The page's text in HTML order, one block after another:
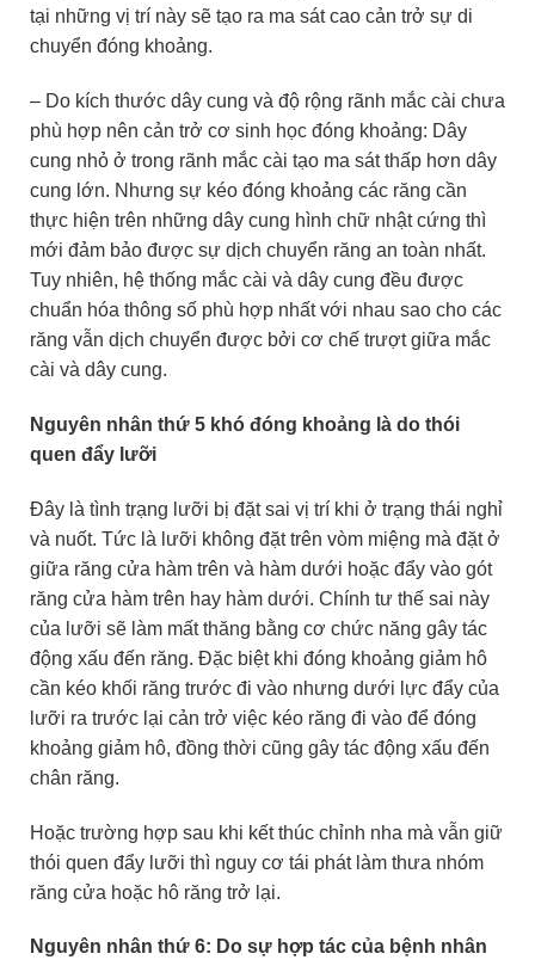
tại những vị trí này sẽ tạo ra ma sát cao cản trở sự di
chuyển đóng khoảng.
– Do kích thước dây cung và độ rộng rãnh mắc cài chưa
phù hợp nên cản trở cơ sinh học đóng khoảng: Dây
cung nhỏ ở trong rãnh mắc cài tạo ma sát thấp hơn dây
cung lớn. Nhưng sự kéo đóng khoảng các răng cần
thực hiện trên những dây cung hình chữ nhật cứng thì
mới đảm bảo được sự dịch chuyển răng an toàn nhất.
Tuy nhiên, hệ thống mắc cài và dây cung đều được
chuẩn hóa thông số phù hợp nhất với nhau sao cho các
răng vẫn dịch chuyển được bởi cơ chế trượt giữa mắc
cài và dây cung.
Nguyên nhân thứ 5 khó đóng khoảng là do thói
quen đẩy lưỡi
Đây là tình trạng lưỡi bị đặt sai vị trí khi ở trạng thái nghỉ
và nuốt. Tức là lưỡi không đặt trên vòm miệng mà đặt ở
giữa răng cửa hàm trên và hàm dưới hoặc đẩy vào gót
răng cửa hàm trên hay hàm dưới. Chính tư thế sai này
của lưỡi sẽ làm mất thăng bằng cơ chức năng gây tác
động xấu đến răng. Đặc biệt khi đóng khoảng giảm hô
cần kéo khối răng trước đi vào nhưng dưới lực đẩy của
lưỡi ra trước lại cản trở việc kéo răng đi vào để đóng
khoảng giảm hô, đồng thời cũng gây tác động xấu đến
chân răng.
Hoặc trường hợp sau khi kết thúc chỉnh nha mà vẫn giữ
thói quen đẩy lưỡi thì nguy cơ tái phát làm thưa nhóm
răng cửa hoặc hô răng trở lại.
Nguyên nhân thứ 6: Do sự hợp tác của bệnh nhân